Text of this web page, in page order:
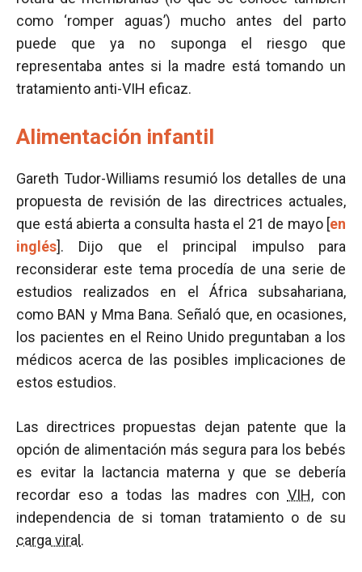
como ‘romper aguas’) mucho antes del parto
puede que ya no suponga el riesgo que
representaba antes si la madre está tomando un
tratamiento anti-VIH eficaz.
Alimentación infantil
Gareth Tudor-Williams resumió los detalles de una
propuesta de revisión de las directrices actuales,
que está abierta a consulta hasta el 21 de mayo [en
inglés]. Dijo que el principal impulso para
reconsiderar este tema procedía de una serie de
estudios realizados en el África subsahariana,
como BAN y Mma Bana. Señaló que, en ocasiones,
los pacientes en el Reino Unido preguntaban a los
médicos acerca de las posibles implicaciones de
estos estudios.
Las directrices propuestas dejan patente que la
opción de alimentación más segura para los bebés
es evitar la lactancia materna y que se debería
recordar eso a todas las madres con VIH, con
independencia de si toman tratamiento o de su
carga viral .